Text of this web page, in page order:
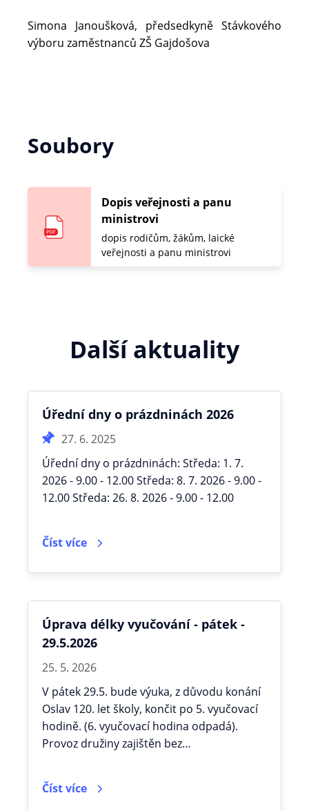
Simona Janoušková, předsedkyně Stávkového
výboru zaměstnanců ZŠ Gajdošova
Soubory
Dopis veřejnosti a panu
ministrovi
dopis rodičům, žákům, laické
veřejnosti a panu ministrovi
Další aktuality
Úřední dny o prázdninách 2026
27. 6. 2025
Úřední dny o prázdninách: Středa: 1. 7.
2026 - 9.00 - 12.00 Středa: 8. 7. 2026 - 9.00 -
12.00 Středa: 26. 8. 2026 - 9.00 - 12.00
Číst více
Úprava délky vyučování - pátek -
29.5.2026
25. 5. 2026
V pátek 29.5. bude výuka, z důvodu konání
Oslav 120. let školy, končit po 5. vyučovací
hodině. (6. vyučovací hodina odpadá).
Provoz družiny zajištěn bez…
Číst více